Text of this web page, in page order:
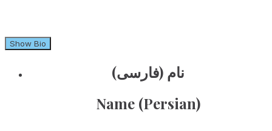
Show Bio
نام (فارسی)
Name (Persian)